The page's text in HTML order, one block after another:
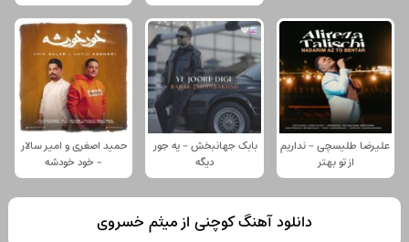
علیرضا طلیسچی - نداریم
از تو بهتر
بابک جهانبخش - یه جور
دیگه
حمید اصغری و امیر سالار
- خود خودشه
دانلود آهنگ کوچنی از میثم خسروی